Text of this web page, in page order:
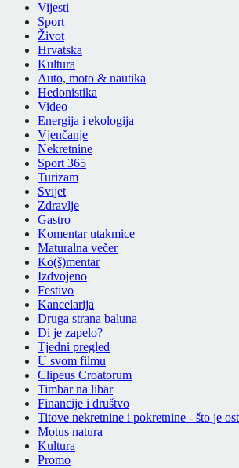
Vijesti
Sport
Život
Hrvatska
Kultura
Auto, moto & nautika
Hedonistika
Video
Energija i ekologija
Vjenčanje
Nekretnine
Sport 365
Turizam
Svijet
Zdravlje
Gastro
Komentar utakmice
Maturalna večer
Ko(š)mentar
Izdvojeno
Festivo
Kancelarija
Druga strana baluna
Di je zapelo?
Tjedni pregled
U svom filmu
Clipeus Croatorum
Timbar na libar
Financije i društvo
Titove nekretnine i pokretnine - što je
Motus natura
Kultura
Promo